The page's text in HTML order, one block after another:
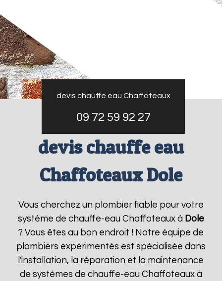
devis chauffe eau Chaffoteaux
09 72 59 92 27
devis chauffe eau
Chaffoteaux Dole
Vous cherchez un plombier fiable pour votre
système de chauffe-eau Chaffoteaux à Dole
? Vous êtes au bon endroit ! Notre équipe de
plombiers expérimentés est spécialisée dans
l'installation, la réparation et la maintenance
de systèmes de chauffe-eau Chaffoteaux à